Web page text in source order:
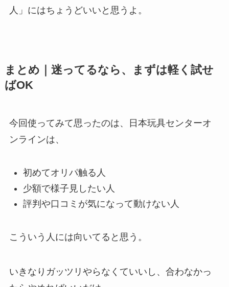
人」にはちょうどいいと思うよ。
まとめ｜迷ってるなら、まずは軽く試せ
ばOK
今回使ってみて思ったのは、日本玩具センターオ
ンラインは、
初めてオリパ触る人
少額で様子見したい人
評判や口コミが気になって動けない人
こういう人には向いてると思う。
いきなりガッツリやらなくていいし、合わなかっ